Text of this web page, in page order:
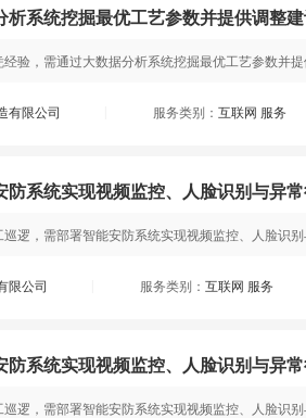
析系统挖掘最优工艺参数并提供调整
验，需通过大数据分析系统挖掘最优工艺参数并
有限公司 服务类别： 互联网 服务
防系统实现视频监控、人脸识别与异
逻，需部署智能安防系统实现视频监控、人脸识
限公司 服务类别： 互联网 服务
防系统实现视频监控、人脸识别与异
逻，需部署智能安防系统实现视频监控、人脸识